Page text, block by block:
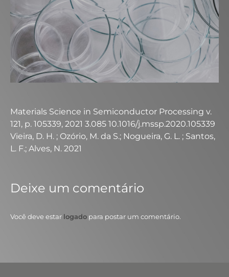
Materials Science in Semiconductor Processing v.
121, p. 105339, 2021 3.085 10.1016/j.mssp.2020.105339
Vieira, D. H. ; Ozório, M. da S.; Nogueira, G. L. ; Santos,
L. F.; Alves, N. 2021
Deixe um comentário
Você deve estar logado para postar um comentário.